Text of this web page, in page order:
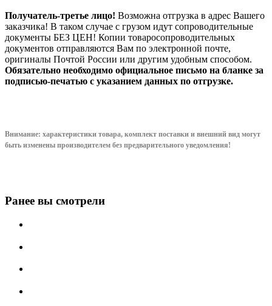
Получатель-третье лицо! Возможна отгрузка в адрес Вашего
заказчика! В таком случае с грузом идут сопроводительные
документы БЕЗ ЦЕН! Копии товаросопроводительных
документов отправляются Вам по электронной почте,
оригиналы Почтой России или другим удобным способом.
Обязательно необходимо официальное письмо на бланке за
подписью-печатью с указанием данных по отгрузке.
Внимание: характеристики товара, комплект поставки и внешний вид могут
быть изменены производителем без предварительного уведомления!
Ранее вы смотрели